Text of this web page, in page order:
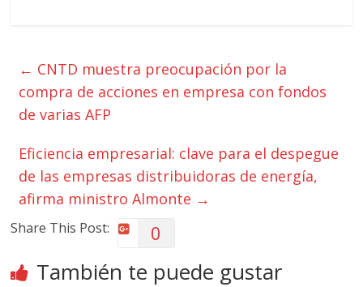
← CNTD muestra preocupación por la
compra de acciones en empresa con fondos
de varias AFP
Eficiencia empresarial: clave para el despegue
de las empresas distribuidoras de energía,
afirma ministro Almonte →
Share This Post: 0
También te puede gustar